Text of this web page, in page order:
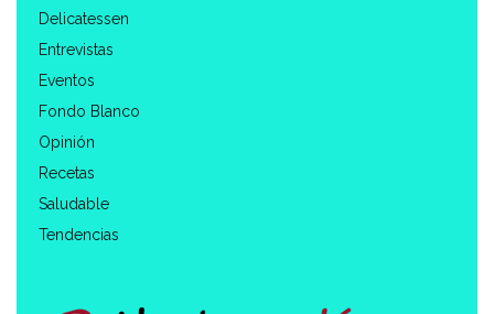
Delicatessen
Entrevistas
Eventos
Fondo Blanco
Opinión
Recetas
Saludable
Tendencias